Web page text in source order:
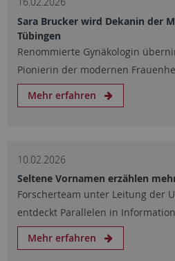
Sara Brucker wird Dekanin der
Tübingen
Renommierte Gynäkologin
Pionierin der modernen
Mehr erfahren
10.02.2026
Seltene Vornamen erzählen
Forscherteam unter Leitung der
entdeckt Parallelen in
Mehr erfahren